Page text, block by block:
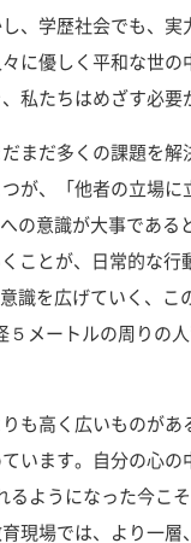
、学歴社会でも、
に優しく平和な世の
私たちはめざす必要
まだ多くの課題を解
が、「他者の立場に
の意識が大事であ
ことが、日常的な行
識を広げていく、こ
メートルの周りの
高く広いものがあ
います。自分の心の
ようになった今こ
現場では、より一層